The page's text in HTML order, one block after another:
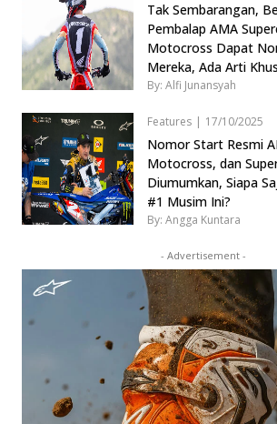
Tak Sembarangan,
Pembalap AMA
Motocross Dapat
Mereka, Ada Arti
By: Alfi Junansyah
Features | 17/10/2025
Nomor Start Resmi
Motocross, dan
Diumumkan, Siapa
#1 Musim Ini?
By: Angga Kuntara
- Advertisement -